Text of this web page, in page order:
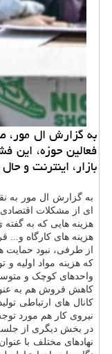
به گزارش ال مور،
فعالین حوزه، این
بازار، اینترنت و
به گزارش ال مور به
ای از مشکلات
هزینه هایی که به
هزینه های کارگاه و...
از طرفی، نبود حمایت
که هزینه مواد اولیه
واحدهای کوچک و
کانال های ارتباطی
نیروی کار هم مورد
در بخش دیگری از
نهادهای مختلف با